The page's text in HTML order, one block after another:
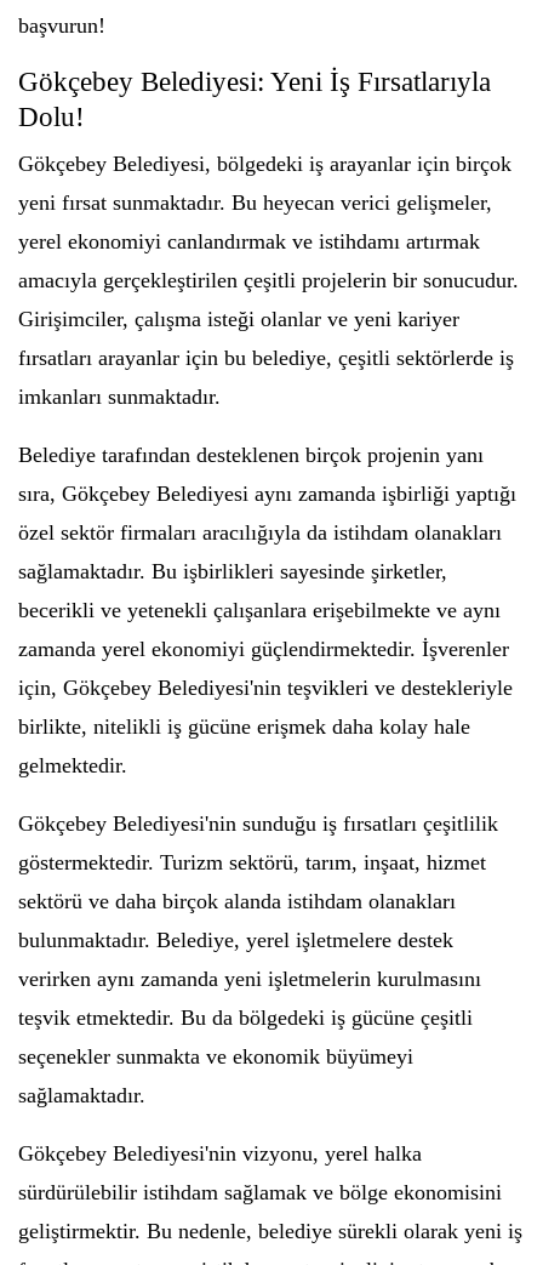
başvurun!
Gökçebey Belediyesi: Yeni İş Fırsatlarıyla
Dolu!
Gökçebey Belediyesi, bölgedeki iş arayanlar için birçok
yeni fırsat sunmaktadır. Bu heyecan verici gelişmeler,
yerel ekonomiyi canlandırmak ve istihdamı artırmak
amacıyla gerçekleştirilen çeşitli projelerin bir sonucudur.
Girişimciler, çalışma isteği olanlar ve yeni kariyer
fırsatları arayanlar için bu belediye, çeşitli sektörlerde iş
imkanları sunmaktadır.
Belediye tarafından desteklenen birçok projenin yanı
sıra, Gökçebey Belediyesi aynı zamanda işbirliği yaptığı
özel sektör firmaları aracılığıyla da istihdam olanakları
sağlamaktadır. Bu işbirlikleri sayesinde şirketler,
becerikli ve yetenekli çalışanlara erişebilmekte ve aynı
zamanda yerel ekonomiyi güçlendirmektedir. İşverenler
için, Gökçebey Belediyesi'nin teşvikleri ve destekleriyle
birlikte, nitelikli iş gücüne erişmek daha kolay hale
gelmektedir.
Gökçebey Belediyesi'nin sunduğu iş fırsatları çeşitlilik
göstermektedir. Turizm sektörü, tarım, inşaat, hizmet
sektörü ve daha birçok alanda istihdam olanakları
bulunmaktadır. Belediye, yerel işletmelere destek
verirken aynı zamanda yeni işletmelerin kurulmasını
teşvik etmektedir. Bu da bölgedeki iş gücüne çeşitli
seçenekler sunmakta ve ekonomik büyümeyi
sağlamaktadır.
Gökçebey Belediyesi'nin vizyonu, yerel halka
sürdürülebilir istihdam sağlamak ve bölge ekonomisini
geliştirmektir. Bu nedenle, belediye sürekli olarak yeni iş